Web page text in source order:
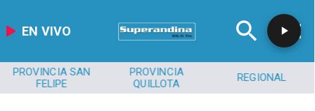
EN VIVO
PROVINCIA SAN
FELIPE
PROVINCIA
QUILLOTA
REGIONAL